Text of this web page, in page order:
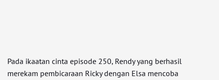
Pada ikaatan cinta episode 250, Rendy yang berhasil
merekam pembicaraan Ricky dengan Elsa mencoba